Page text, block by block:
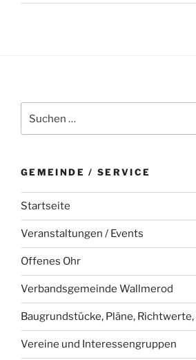
nach:
GEMEINDE / SERVICE
Startseite
Veranstaltungen / Events
Offenes Ohr
Verbandsgemeinde Wallmerod
Baugrundstücke, Pläne,
Vereine und Interessengruppen